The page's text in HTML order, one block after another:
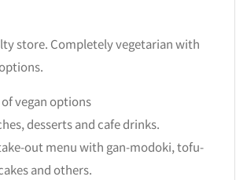
store. Completely vegetarian with
vegan options
desserts and cafe drinks.
out menu with gan-modoki, tofu-
and others.